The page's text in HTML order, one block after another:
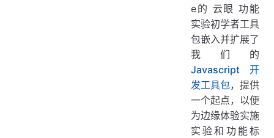
e的 云眼 功能
实验初学者工具
包嵌入并扩展了
我们的
Javascript 开
发工具包，提供
一个起点，以便
为边缘体验实施
实验和功能标